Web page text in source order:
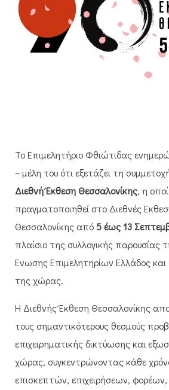
Το Επιμελητήριο Φθιώτιδας
– μέλη του ότι εξετάζει τη
Διεθνή Έκθεση Θεσσαλονίκης, η
πραγματοποιηθεί στο Διεθνές
Θεσσαλονίκης από 5 έως 13
πλαίσιο της συλλογικής παρουσίας
Ένωσης Επιμελητηρίων Ελλάδος
της χώρας.
Η Διεθνής Έκθεση Θεσσαλονίκης
τους σημαντικότερους θεσμούς
επιχειρηματικής δικτύωσης και
χώρας, συγκεντρώνοντας κάθε
επισκεπτών, επιχειρήσεων,